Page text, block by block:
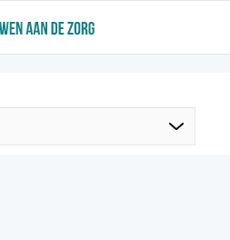
| Vakblad over bouw en